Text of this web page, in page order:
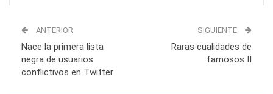
ANTERIOR
Nace la primera lista
negra de usuarios
conflictivos en Twitter
SIGUIENTE
Raras cualidades de
famosos II